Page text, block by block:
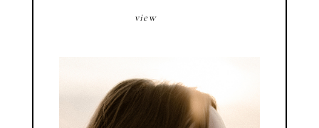
view